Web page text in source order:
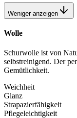
Weniger anzeigen
Wolle
Schurwolle ist von
selbstreinigend. Der
Gemütlichkeit.
Weichheit
Glanz
Strapazierfähigkeit
Pflegeleichtigkeit